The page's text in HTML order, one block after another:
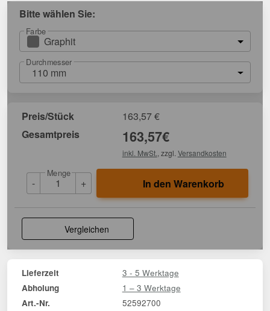
Bitte wählen Sie:
Farbe
Graphit
Durchmesser
110 mm
Preis/Stück 163,57€
Gesamtpreis
163,57€
inkl. MwSt. , zzgl. Versandkosten
-
Menge
+ In den Warenkorb
Vergleichen
Lieferzeit 3 - 5 Werktage
Abholung 1 – 3 Werktage
Art.-Nr. 52592700